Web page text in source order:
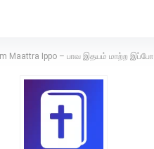
Maattra Ippo – பாவ இதயம் மாற்ற இப்போ